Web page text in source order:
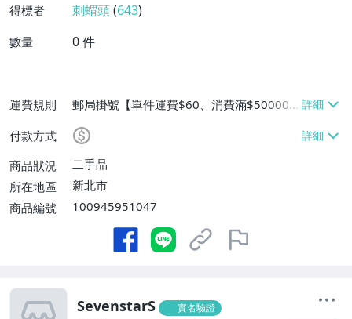
得標者 刺蝟頭(643)
數量 0件
運費規則
郵局掛號【單件運費$60、消費滿$50000
付款方式
商品狀況
二手品
所在地區
新北市
商品編號
100945951047
SevenstarS 實名驗證